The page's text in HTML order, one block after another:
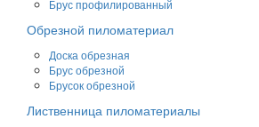
Брус профилированный
Обрезной пиломатериал
Доска обрезная
Брус обрезной
Брусок обрезной
Лиственница пиломатериалы